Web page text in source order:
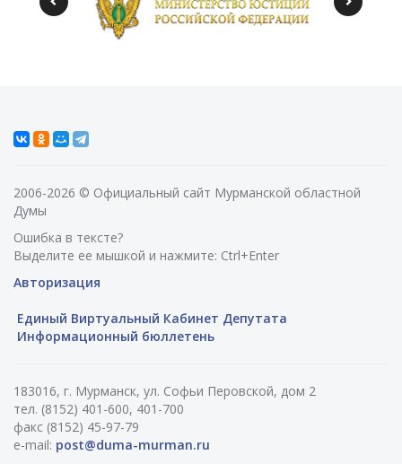
2006-2026 © Официальный сайт Мурманской областной
Думы
Ошибка в тексте?
Выделите ее мышкой и нажмите: Ctrl+Enter
Авторизация
Единый Виртуальный Кабинет Депутата
Информационный бюллетень
183016, г. Мурманск, ул. Софьи Перовской, дом 2
тел. (8152) 401-600, 401-700
факс (8152) 45-97-79
e-mail: post@duma-murman.ru